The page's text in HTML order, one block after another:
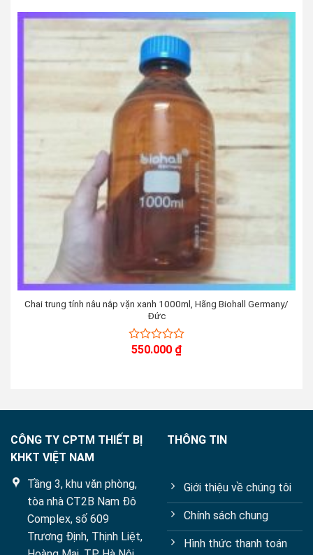
Chai trung tính nâu nắp vặn xanh 1000ml, Hãng Biohall Germany/
Đức
0550.000 ₫
CÔNG TY CPTM THIẾT BỊ
KHKT VIỆT NAM
Tầng 3, khu văn phòng,
tòa nhà CT2B Nam Đô
Complex, số 609
Trương Định, Thịnh Liệt,
THÔNG TIN
Giới thiệu về chúng tôi
Chính sách chung
Hình thức thanh toán